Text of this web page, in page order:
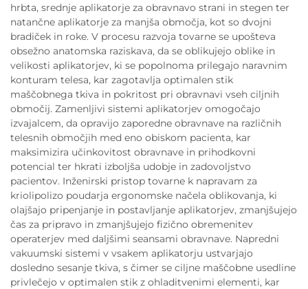
hrbta, srednje aplikatorje za obravnavo strani in stegen ter
natančne aplikatorje za manjša območja, kot so dvojni
bradiček in roke. V procesu razvoja tovarne se upošteva
obsežno anatomska raziskava, da se oblikujejo oblike in
velikosti aplikatorjev, ki se popolnoma prilegajo naravnim
konturam telesa, kar zagotavlja optimalen stik
maščobnega tkiva in pokritost pri obravnavi vseh ciljnih
območij. Zamenljivi sistemi aplikatorjev omogočajo
izvajalcem, da opravijo zaporedne obravnave na različnih
telesnih območjih med eno obiskom pacienta, kar
maksimizira učinkovitost obravnave in prihodkovni
potencial ter hkrati izboljša udobje in zadovoljstvo
pacientov. Inženirski pristop tovarne k napravam za
kriolipolizo poudarja ergonomske načela oblikovanja, ki
olajšajo pripenjanje in postavljanje aplikatorjev, zmanjšujejo
čas za pripravo in zmanjšujejo fizično obremenitev
operaterjev med daljšimi seansami obravnave. Napredni
vakuumski sistemi v vsakem aplikatorju ustvarjajo
dosledno sesanje tkiva, s čimer se ciljne maščobne usedline
privlečejo v optimalen stik z ohladitvenimi elementi, kar